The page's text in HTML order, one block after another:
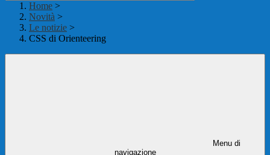
Home >
Novità >
Le notizie >
CSS di Orienteering
Menu di
navigazione